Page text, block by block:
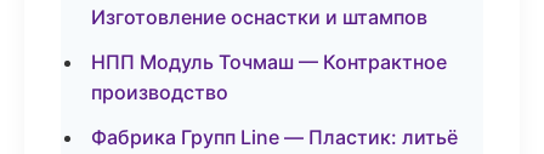
Изготовление оснастки и штампов
НПП Модуль Точмаш — Контрактное
производство
Фабрика Групп Line — Пластик: литьё